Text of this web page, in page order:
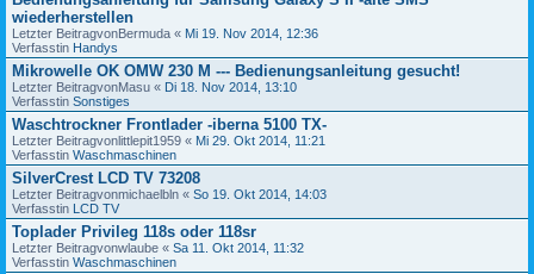
wiederherstellen
Letzter BeitragvonBermuda « Mi 19. Nov 2014, 12:36
Verfasstin Handys
Mikrowelle OK OMW 230 M --- Bedienungsanleitung gesucht!
Letzter BeitragvonMasu « Di 18. Nov 2014, 13:10
Verfasstin Sonstiges
Waschtrockner Frontlader -iberna 5100 TX-
Letzter Beitragvonlittlepit1959 « Mi 29. Okt 2014, 11:21
Verfasstin Waschmaschinen
SilverCrest LCD TV 73208
Letzter Beitragvonmichaelbln « So 19. Okt 2014, 14:03
Verfasstin LCD TV
Toplader Privileg 118s oder 118sr
Letzter Beitragvonwlaube « Sa 11. Okt 2014, 11:32
Verfasstin Waschmaschinen